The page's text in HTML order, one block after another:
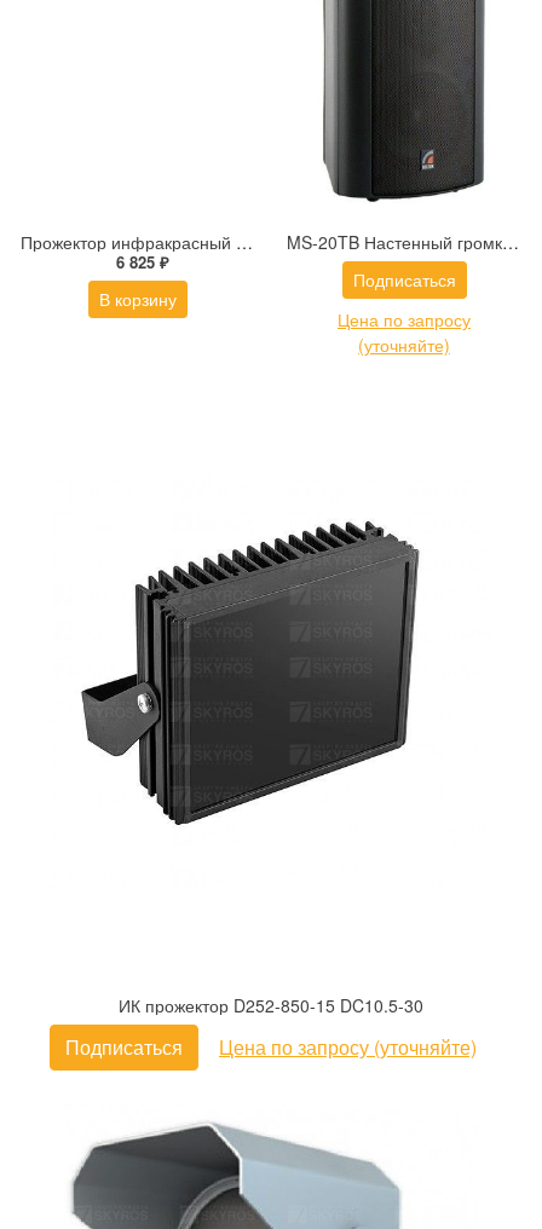
Прожектор инфракрасный периметровый ПИП-25/45
6 825 ₽
В корзину
MS-20TB Настенный громкоговоритель
Подписаться
Цена по запросу
(уточняйте)
ИК прожектор D252-850-15 DC10.5-30
Подписаться Цена по запросу (уточняйте)